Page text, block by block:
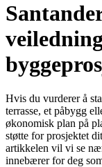
Hvis du vurderer å
terrasse, et påbygg
økonomisk plan på
støtte for prosjektet
artikkelen vil vi se
innebærer for deg